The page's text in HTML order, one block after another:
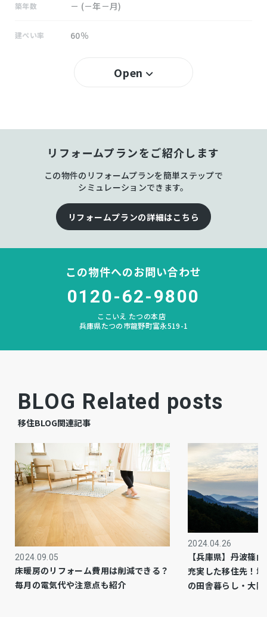
築年数 － (－年－月)
建ぺい率 60％
揖西東
中学校区 龍野西
－
空
相談
プロパン個別
都市計画 調整区域
用途地域 －
－
・0.5m未満の浸水が予想される区域
取引態様 仲介
Open
リフォームプランをご紹介します
この物件のリフォームプランを簡単ステップで
シミュレーションできます。
リフォームプランの詳細はこちら
この物件へのお問い合わせ
0120-62-9800
ここいえ たつの本店
兵庫県たつの市龍野町富永519-1
BLOG Related posts
移住BLOG関連記事
2024.09.05
床暖房のリフォーム費用は削減できる？
毎月の電気代や注意点も紹介
2024.04.26
【兵庫県】丹波篠
充実した移住先！
の田舎暮らし・大